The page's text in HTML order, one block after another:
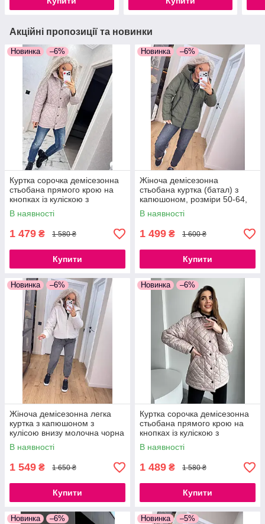
Акційні пропозиції та новинки
Новинка –6%
Куртка сорочка демісезонна
стьобана прямого крою на
кнопках із куліскою з
кишенями моко чорний білий
В наявності
1 479 ₴ 1 580 ₴
Купити
Новинка –6%
Жіноча демісезонна
стьобана куртка (батал) з
капюшоном, розміри 50-64,
хакі, синій, чорний
В наявності
1 499 ₴ 1 600 ₴
Купити
Новинка –6%
Жіноча демісезонна легка
куртка з капюшоном з
кулісою внизу молочна чорна
S, M, L, XL
В наявності
1 549 ₴ 1 650 ₴
Купити
Новинка –6%
Куртка сорочка демісезонна
стьобана прямого крою на
кнопках із куліскою з
кишенями моко чорний білий
В наявності
1 489 ₴ 1 580 ₴
Купити
Новинка –6% Новинка –5%